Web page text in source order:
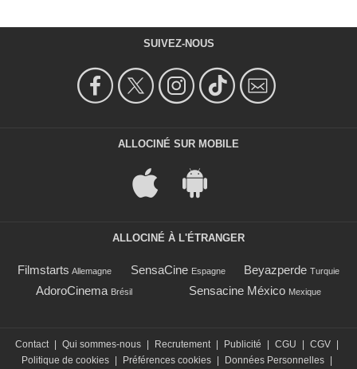
SUIVEZ-NOUS
ALLOCINÉ SUR MOBILE
ALLOCINÉ À L'ÉTRANGER
Filmstarts Allemagne SensaCine Espagne Beyazperde Turquie
AdoroCinema Brésil Sensacine México Mexique
Contact | Qui sommes-nous | Recrutement | Publicité | CGU | CGV |
Politique de cookies | Préférences cookies | Données Personnelles |